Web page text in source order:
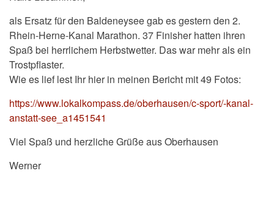
als Ersatz für den Baldeneysee gab es gestern den 2.
Rhein-Herne-Kanal Marathon. 37 Finisher hatten ihren
Spaß bei herrlichem Herbstwetter. Das war mehr als ein
Trostpflaster.
Wie es lief lest Ihr hier in meinen Bericht mit 49 Fotos:
https://www.lokalkompass.de/oberhausen/c-sport/-kanal-
anstatt-see_a1451541
Viel Spaß und herzliche Grüße aus Oberhausen
Werner